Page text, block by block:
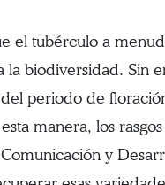
el tubérculo a
biodiversidad. Sin
periodo de
manera, los
y